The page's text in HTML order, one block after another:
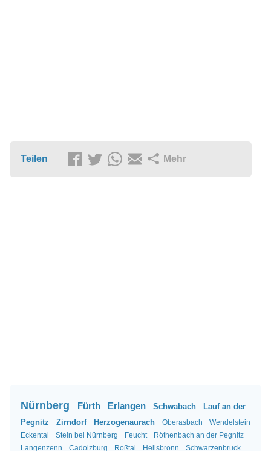
Teilen Mehr
Nürnberg Fürth Erlangen Schwabach
Lauf an der
Pegnitz
Zirndorf Herzogenaurach Oberasbach
Wendelstein
Eckental
Stein bei Nürnberg Feucht
Röthenbach an der Pegnitz
Langenzenn
Cadolzburg Roßtal Heilsbronn Schwarzenbruck